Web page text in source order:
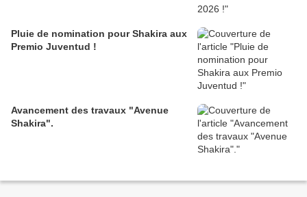
Pluie de nomination pour Shakira aux
Premio Juventud !
Avancement des travaux "Avenue
Shakira".